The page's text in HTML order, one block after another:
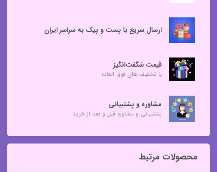
ارسال سریع با پست و پیک به سراسر ایران
قیمت شگفت‌انگیز
با تخفیف های فوق العاده
مشاوره و پشتیبانی
پشتیبانی و مشاوره قبل و بعد از خرید
محصولات مرتبط